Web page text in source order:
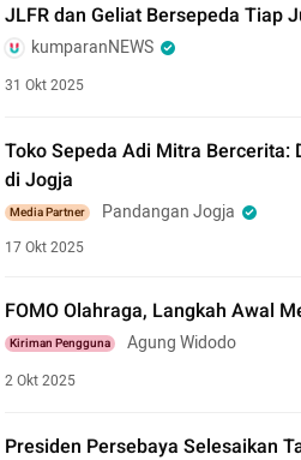
JLFR dan Geliat Bersepeda Tiap
kumparanNEWS
31 Okt 2025
Toko Sepeda Adi Mitra Bercerita:
di Jogja
Media Partner Pandangan Jogja
17 Okt 2025
FOMO Olahraga, Langkah Awal
Kiriman Pengguna Agung Widodo
2 Okt 2025
Presiden Persebaya Selesaikan